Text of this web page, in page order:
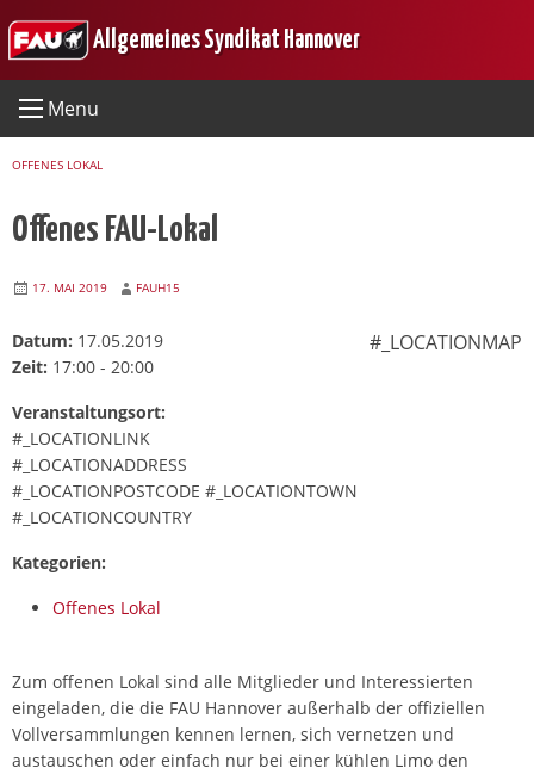
to
Allgemeines Syndikat Hannover
Menu
OFFENES LOKAL
Offenes FAU-Lokal
17. MAI 2019 FAUH15
#_LOCATIONMAP
Datum: 17.05.2019
Zeit: 17:00 - 20:00
Veranstaltungsort:
#_LOCATIONLINK
#_LOCATIONADDRESS
#_LOCATIONPOSTCODE #_LOCATIONTOWN
#_LOCATIONCOUNTRY
Kategorien:
Offenes Lokal
Zum offenen Lokal sind alle Mitglieder und Interessierten
eingeladen, die die FAU Hannover außerhalb der offiziellen
Vollversammlungen kennen lernen, sich vernetzen und
austauschen oder einfach nur bei einer kühlen Limo den